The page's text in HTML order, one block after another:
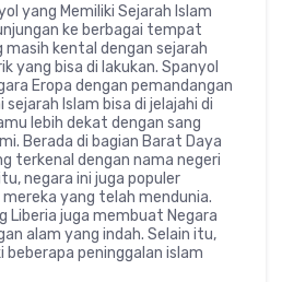
yang Memiliki Sejarah Islam
ke berbagai tempat
kental dengan sejarah
yang bisa di lakukan. Spanyol
Eropa dengan pemandangan
Islam bisa di jelajahi di
lebih dekat dengan sang
Berada di bagian Barat Daya
terkenal dengan nama negeri
negara ini juga populer
yang telah mendunia.
Liberia juga membuat Negara
alam yang indah. Selain itu,
beberapa peninggalan islam